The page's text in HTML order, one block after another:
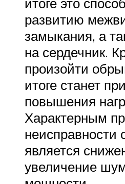
развитию
замыкания, а
на сердечник.
произойти
итоге станет
повышения
Характерным
неисправности
является
увеличение